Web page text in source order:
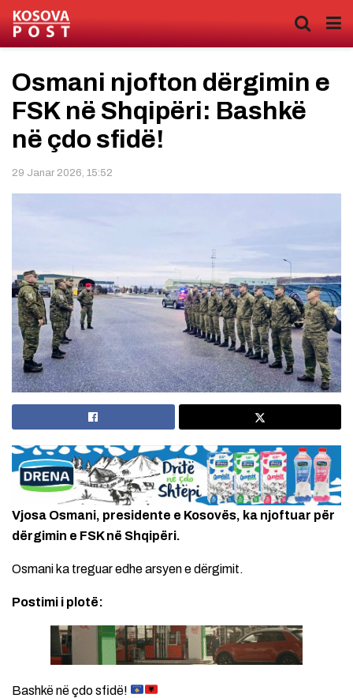
Osmani njofton dërgimin e
FSK në Shqipëri: Bashkë
në çdo sfidë!
29 Janar 2026, 15:52
Vjosa Osmani, presidente e Kosovës, ka njoftuar për
dërgimin e FSK në Shqipëri.
Osmani ka treguar edhe arsyen e dërgimit.
Postimi i plotë:
Bashkë në çdo sfidë!